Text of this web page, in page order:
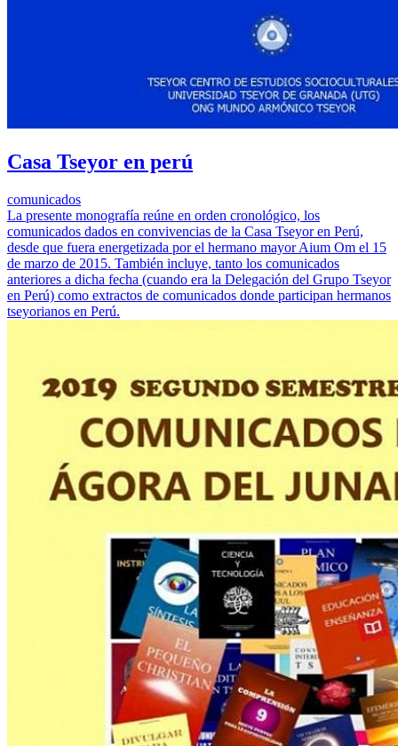
Casa Tseyor en perú
comunicados
La presente monografía reúne en orden cronológico, los
comunicados dados en convivencias de la Casa Tseyor en Perú,
desde que fuera energetizada por el hermano mayor Aium Om el 15
de marzo de 2015. También incluye, tanto los comunicados
anteriores a dicha fecha (cuando era la Delegación del Grupo Tseyor
en Perú) como extractos de comunicados donde participan hermanos
tseyorianos en Perú.